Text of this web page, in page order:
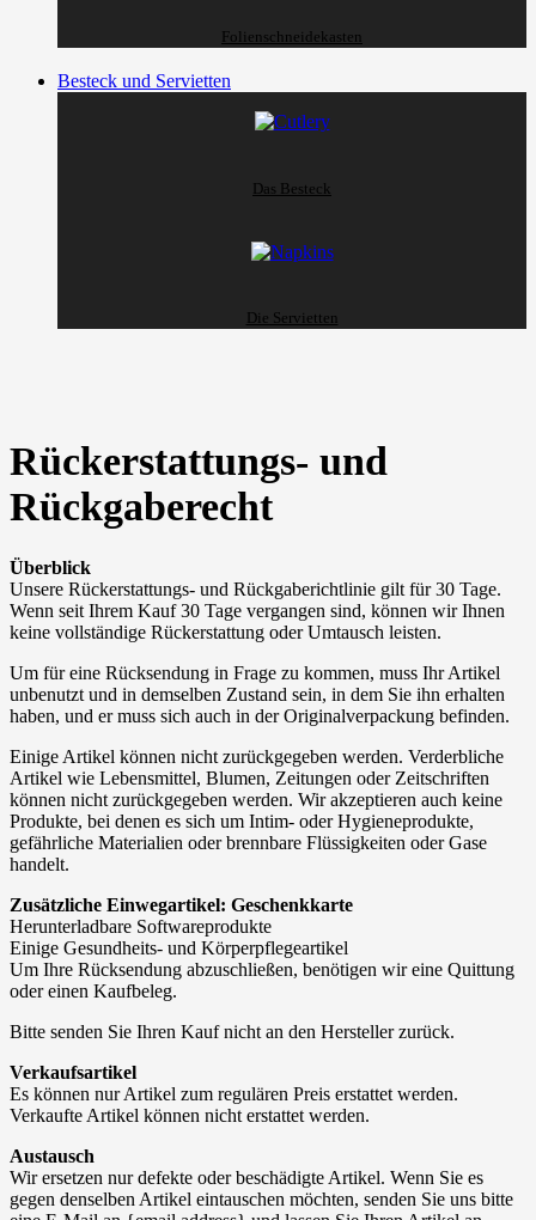
Folienschneidekasten
Besteck und Servietten
Das Besteck
Die Servietten
Rückerstattungs- und
Rückgaberecht
Überblick
Unsere Rückerstattungs- und Rückgaberichtlinie gilt für 30 Tage.
Wenn seit Ihrem Kauf 30 Tage vergangen sind, können wir Ihnen
keine vollständige Rückerstattung oder Umtausch leisten.
Um für eine Rücksendung in Frage zu kommen, muss Ihr Artikel
unbenutzt und in demselben Zustand sein, in dem Sie ihn erhalten
haben, und er muss sich auch in der Originalverpackung befinden.
Einige Artikel können nicht zurückgegeben werden. Verderbliche
Artikel wie Lebensmittel, Blumen, Zeitungen oder Zeitschriften
können nicht zurückgegeben werden. Wir akzeptieren auch keine
Produkte, bei denen es sich um Intim- oder Hygieneprodukte,
gefährliche Materialien oder brennbare Flüssigkeiten oder Gase
handelt.
Zusätzliche Einwegartikel: Geschenkkarte
Herunterladbare Softwareprodukte
Einige Gesundheits- und Körperpflegeartikel
Um Ihre Rücksendung abzuschließen, benötigen wir eine Quittung
oder einen Kaufbeleg.
Bitte senden Sie Ihren Kauf nicht an den Hersteller zurück.
Verkaufsartikel
Es können nur Artikel zum regulären Preis erstattet werden.
Verkaufte Artikel können nicht erstattet werden.
Austausch
Wir ersetzen nur defekte oder beschädigte Artikel. Wenn Sie es
gegen denselben Artikel eintauschen möchten, senden Sie uns bitte